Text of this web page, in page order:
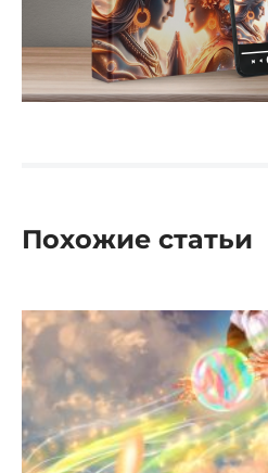
Похожие статьи